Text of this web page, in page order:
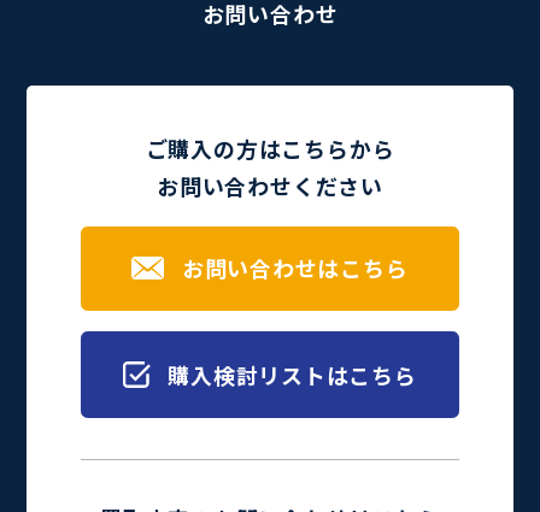
お問い合わせ
ご購入の方はこちらから
お問い合わせください
お問い合わせはこちら
購入検討リストはこちら